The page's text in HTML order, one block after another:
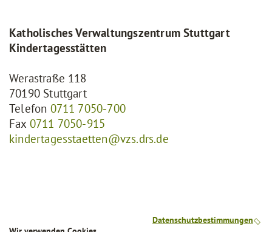
Katholisches Verwaltungszentrum Stuttgart
Kindertagesstätten
Werastraße 118
70190 Stuttgart
Telefon 0711 7050-700
Fax 0711 7050-915
kindertagesstaetten@vzs.drs.de
Datenschutzbestimmungen